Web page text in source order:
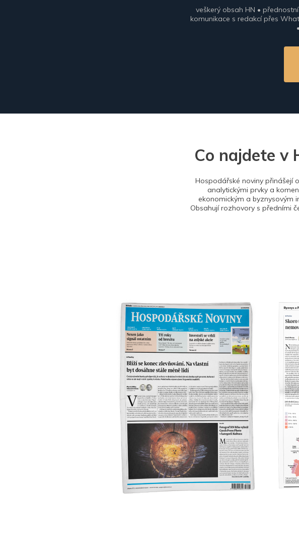
veškerý obsah HN •
komunikace s redakcí přes
Co najdete v
Hospodářské noviny přinášejí
analytickými prvky a
ekonomickým a byznysovým
Obsahují rozhovory s předními